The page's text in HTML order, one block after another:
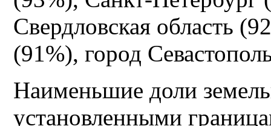
Свердловская область
(91%), город
Наименьшие доли
установленными